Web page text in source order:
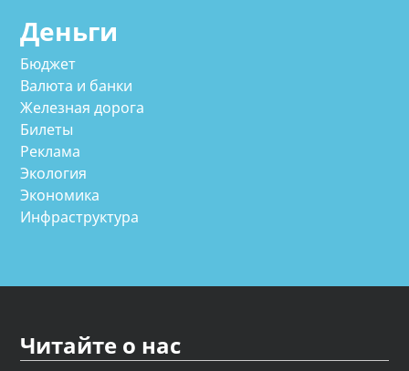
Деньги
Бюджет
Валюта и банки
Железная дорога
Билеты
Реклама
Экология
Экономика
Инфраструктура
Читайте о нас